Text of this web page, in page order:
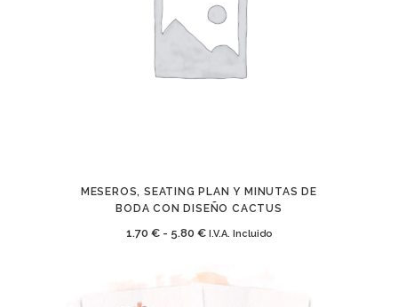
MESEROS, SEATING PLAN Y MINUTAS DE
BODA CON DISEÑO CACTUS
1.70 € - 5.80 €Rango
I.V.A. Incluido